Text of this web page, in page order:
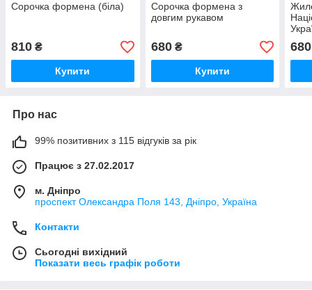
Сорочка формена (біла)
810 ₴
Купити
Сорочка формена з
довгим рукавом
680₴
Купити
680
Про нас
99% позитивних з 115 відгуків за рік
Працює з 27.02.2017
м. Дніпро
проспект Олександра Поля 143, Дніпро, Україна
Контакти
Сьогодні вихідний
Показати весь графік роботи